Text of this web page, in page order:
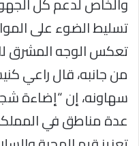
تسليط الضوء على
تعكس الوجه المشرق
من جانبه، قال راعي
سهاونه، إن “إضاءة
عدة مناطق في